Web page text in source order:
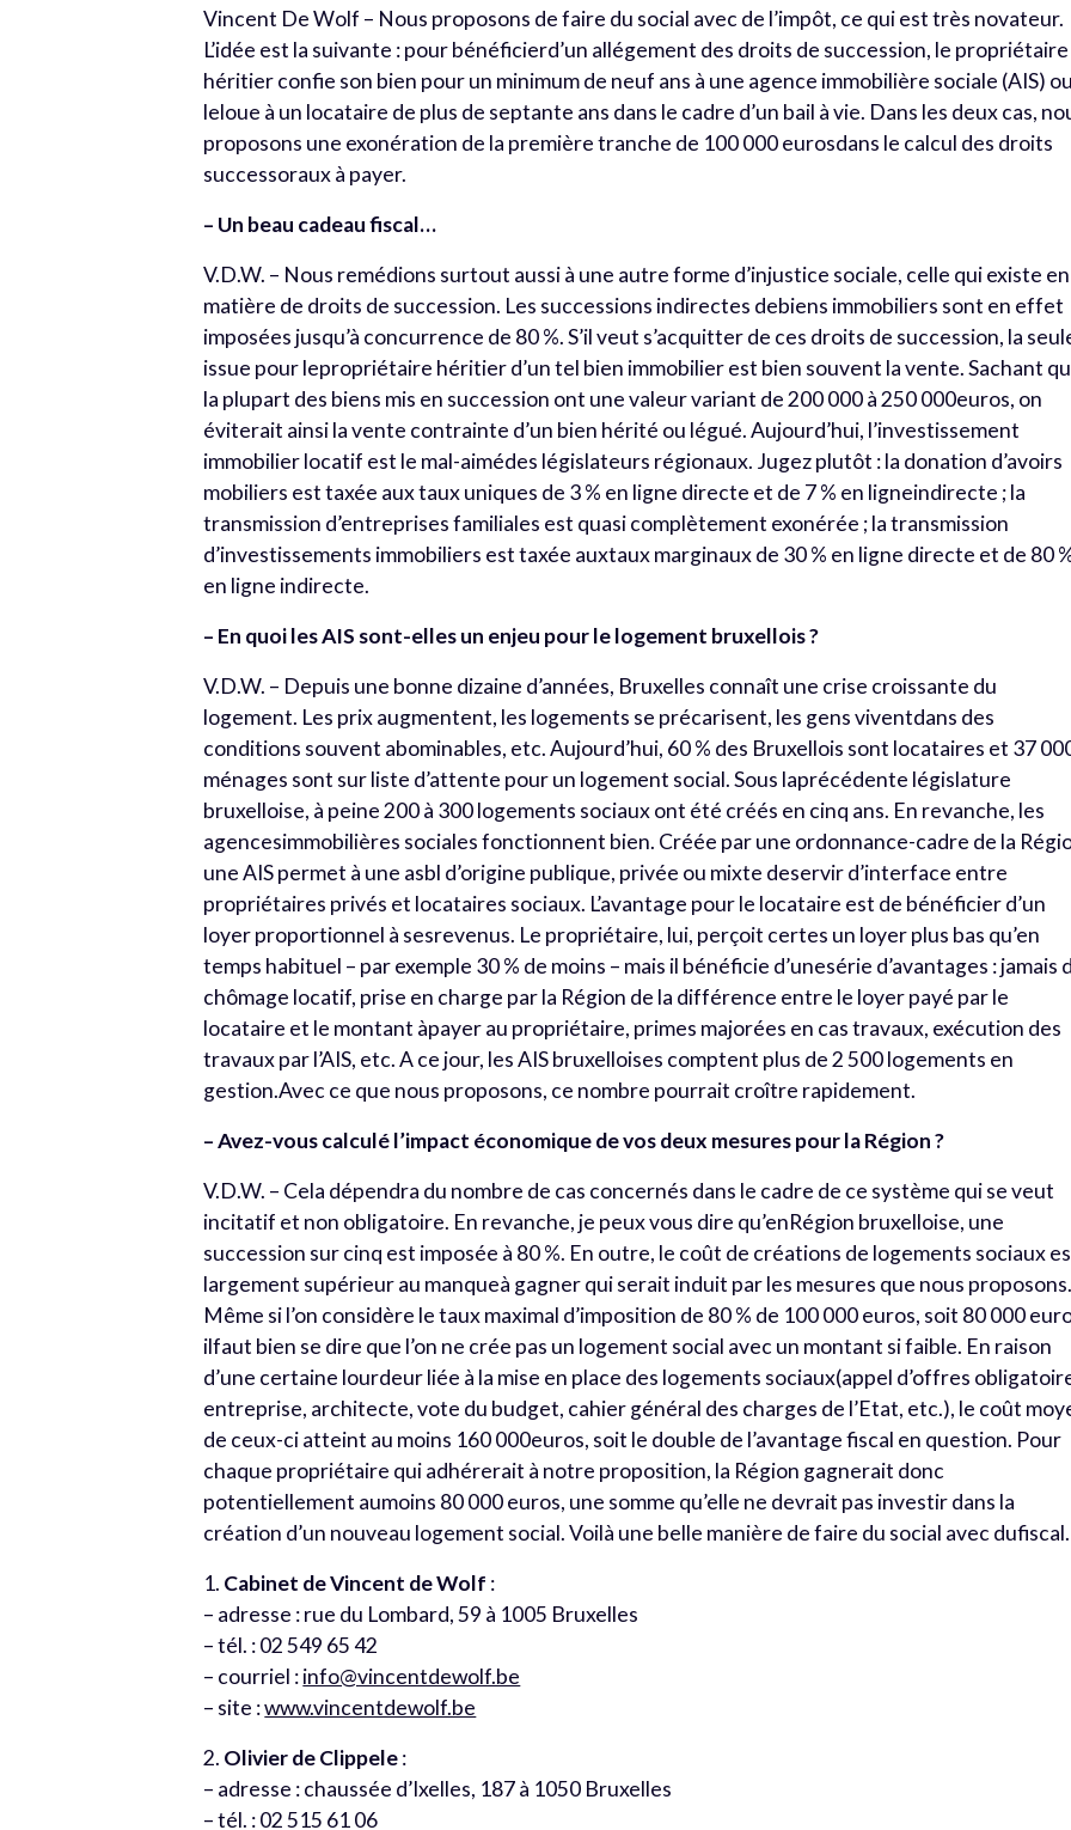
Vincent De Wolf – Nous proposons de faire du social avec de l’impôt, ce qui est très novateur.
L’idée est la suivante : pour bénéficierd’un allégement des droits de succession, le propriétaire
héritier confie son bien pour un minimum de neuf ans à une agence immobilière sociale (AIS) ou
leloue à un locataire de plus de septante ans dans le cadre d’un bail à vie. Dans les deux cas,
proposons une exonération de la première tranche de 100 000 eurosdans le calcul des droits
successoraux à payer.
– Un beau cadeau fiscal…
V.D.W. – Nous remédions surtout aussi à une autre forme d’injustice sociale, celle qui existe en
matière de droits de succession. Les successions indirectes debiens immobiliers sont en effet
imposées jusqu’à concurrence de 80 %. S’il veut s’acquitter de ces droits de succession, la
issue pour lepropriétaire héritier d’un tel bien immobilier est bien souvent la vente. Sachant
la plupart des biens mis en succession ont une valeur variant de 200 000 à 250 000euros, on
éviterait ainsi la vente contrainte d’un bien hérité ou légué. Aujourd’hui, l’investissement
immobilier locatif est le mal-aimédes législateurs régionaux. Jugez plutôt : la donation d’avoirs
mobiliers est taxée aux taux uniques de 3 % en ligne directe et de 7 % en ligneindirecte ; la
transmission d’entreprises familiales est quasi complètement exonérée ; la transmission
d’investissements immobiliers est taxée auxtaux marginaux de 30 % en ligne directe et de 80
en ligne indirecte.
– En quoi les AIS sont-elles un enjeu pour le logement bruxellois ?
V.D.W. – Depuis une bonne dizaine d’années, Bruxelles connaît une crise croissante du
logement. Les prix augmentent, les logements se précarisent, les gens viventdans des
conditions souvent abominables, etc. Aujourd’hui, 60 % des Bruxellois sont locataires et 37
ménages sont sur liste d’attente pour un logement social. Sous laprécédente législature
bruxelloise, à peine 200 à 300 logements sociaux ont été créés en cinq ans. En revanche, les
agencesimmobilières sociales fonctionnent bien. Créée par une ordonnance-cadre de la
une AIS permet à une asbl d’origine publique, privée ou mixte deservir d’interface entre
propriétaires privés et locataires sociaux. L’avantage pour le locataire est de bénéficier d’un
loyer proportionnel à sesrevenus. Le propriétaire, lui, perçoit certes un loyer plus bas qu’en
temps habituel – par exemple 30 % de moins – mais il bénéficie d’unesérie d’avantages : jamais
chômage locatif, prise en charge par la Région de la différence entre le loyer payé par le
locataire et le montant àpayer au propriétaire, primes majorées en cas travaux, exécution des
travaux par l’AIS, etc. A ce jour, les AIS bruxelloises comptent plus de 2 500 logements en
gestion.Avec ce que nous proposons, ce nombre pourrait croître rapidement.
– Avez-vous calculé l’impact économique de vos deux mesures pour la Région ?
V.D.W. – Cela dépendra du nombre de cas concernés dans le cadre de ce système qui se veut
incitatif et non obligatoire. En revanche, je peux vous dire qu’enRégion bruxelloise, une
succession sur cinq est imposée à 80 %. En outre, le coût de créations de logements sociaux
largement supérieur au manqueà gagner qui serait induit par les mesures que nous proposons.
Même si l’on considère le taux maximal d’imposition de 80 % de 100 000 euros, soit 80 000
ilfaut bien se dire que l’on ne crée pas un logement social avec un montant si faible. En raison
d’une certaine lourdeur liée à la mise en place des logements sociaux(appel d’offres
entreprise, architecte, vote du budget, cahier général des charges de l’Etat, etc.), le coût
de ceux-ci atteint au moins 160 000euros, soit le double de l’avantage fiscal en question. Pour
chaque propriétaire qui adhérerait à notre proposition, la Région gagnerait donc
potentiellement aumoins 80 000 euros, une somme qu’elle ne devrait pas investir dans la
création d’un nouveau logement social. Voilà une belle manière de faire du social avec dufiscal.
1. Cabinet de Vincent de Wolf :
– adresse : rue du Lombard, 59 à 1005 Bruxelles
– tél. : 02 549 65 42
– courriel :info@vincentdewolf.be
– site :www.vincentdewolf.be
2. Olivier de Clippele:
– adresse : chaussée d’Ixelles, 187 à 1050 Bruxelles
– tél. : 02 515 61 06